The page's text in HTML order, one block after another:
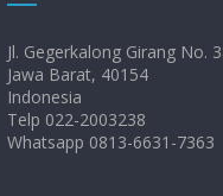
Jl. Gegerkalong Girang No.
Jawa Barat, 40154
Indonesia
Telp 022-2003238
Whatsapp 0813-6631-7363